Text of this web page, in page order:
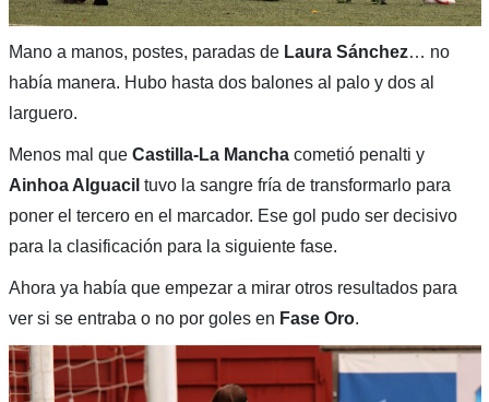
Mano a manos, postes, paradas deLaura Sánchez… no
había manera. Hubo hasta dos balones al palo y dos al
larguero.
Menos mal que Castilla-La Mancha cometió penalti y
Ainhoa Alguacil tuvo la sangre fría de transformarlo para
poner el tercero en el marcador. Ese gol pudo ser decisivo
para la clasificación para la siguiente fase.
Ahora ya había que empezar a mirar otros resultados para
ver si se entraba o no por goles en Fase Oro.